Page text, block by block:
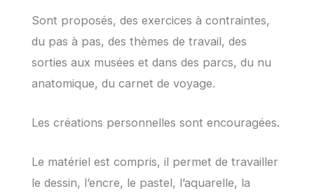
Sont proposés, des exercices à contraintes,
du pas à pas, des thèmes de travail, des
sorties aux musées et dans des parcs, du nu
anatomique, du carnet de voyage.
Les créations personnelles sont encouragées.
Le matériel est compris, il permet de travailler
le dessin, l’encre, le pastel, l’aquarelle, la